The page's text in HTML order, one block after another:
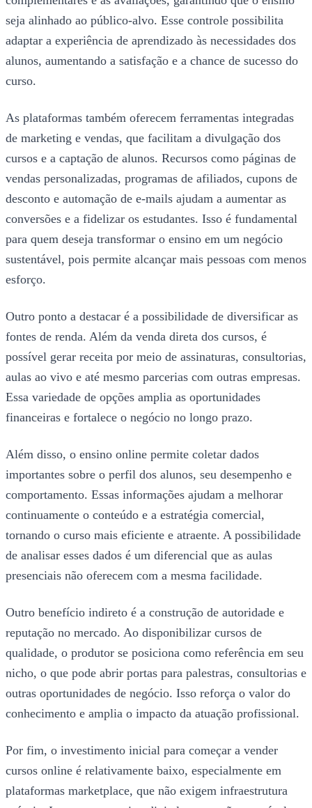
seja alinhado ao público-alvo. Esse controle possibilita
adaptar a experiência de aprendizado às necessidades dos
alunos, aumentando a satisfação e a chance de sucesso do
curso.
As plataformas também oferecem ferramentas integradas
de marketing e vendas, que facilitam a divulgação dos
cursos e a captação de alunos. Recursos como páginas de
vendas personalizadas, programas de afiliados, cupons de
desconto e automação de e-mails ajudam a aumentar as
conversões e a fidelizar os estudantes. Isso é fundamental
para quem deseja transformar o ensino em um negócio
sustentável, pois permite alcançar mais pessoas com menos
esforço.
Outro ponto a destacar é a possibilidade de diversificar as
fontes de renda. Além da venda direta dos cursos, é
possível gerar receita por meio de assinaturas, consultorias,
aulas ao vivo e até mesmo parcerias com outras empresas.
Essa variedade de opções amplia as oportunidades
financeiras e fortalece o negócio no longo prazo.
Além disso, o ensino online permite coletar dados
importantes sobre o perfil dos alunos, seu desempenho e
comportamento. Essas informações ajudam a melhorar
continuamente o conteúdo e a estratégia comercial,
tornando o curso mais eficiente e atraente. A possibilidade
de analisar esses dados é um diferencial que as aulas
presenciais não oferecem com a mesma facilidade.
Outro benefício indireto é a construção de autoridade e
reputação no mercado. Ao disponibilizar cursos de
qualidade, o produtor se posiciona como referência em seu
nicho, o que pode abrir portas para palestras, consultorias e
outras oportunidades de negócio. Isso reforça o valor do
conhecimento e amplia o impacto da atuação profissional.
Por fim, o investimento inicial para começar a vender
cursos online é relativamente baixo, especialmente em
plataformas marketplace, que não exigem infraestrutura